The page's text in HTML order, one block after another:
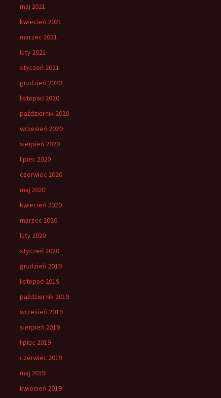
maj 2021
kwiecień 2021
marzec 2021
luty 2021
styczeń 2021
grudzień 2020
listopad 2020
październik 2020
wrzesień 2020
sierpień 2020
lipiec 2020
czerwiec 2020
maj 2020
kwiecień 2020
marzec 2020
luty 2020
styczeń 2020
grudzień 2019
listopad 2019
październik 2019
wrzesień 2019
sierpień 2019
lipiec 2019
czerwiec 2019
maj 2019
kwiecień 2019